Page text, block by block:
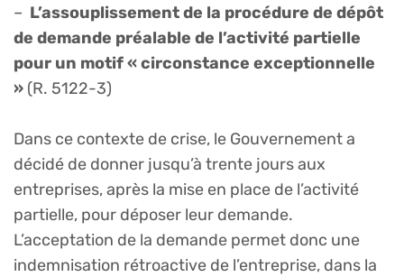
– L’assouplissement de la procédure de dépôt
de demande préalable de l’activité partielle
pour un motif « circonstance exceptionnelle
» (R. 5122-3)
Dans ce contexte de crise, le Gouvernement a
décidé de donner jusqu’à trente jours aux
entreprises, après la mise en place de l’activité
partielle, pour déposer leur demande.
L’acceptation de la demande permet donc une
indemnisation rétroactive de l’entreprise, dans la